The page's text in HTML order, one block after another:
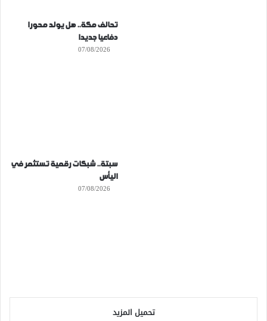
تحالف مكة.. هل يولد محورا
دفاعيا جديدا
07/08/2026
سبتة.. شبكات رقمية تستثمر في
اليأس
07/08/2026
تحميل المزيد